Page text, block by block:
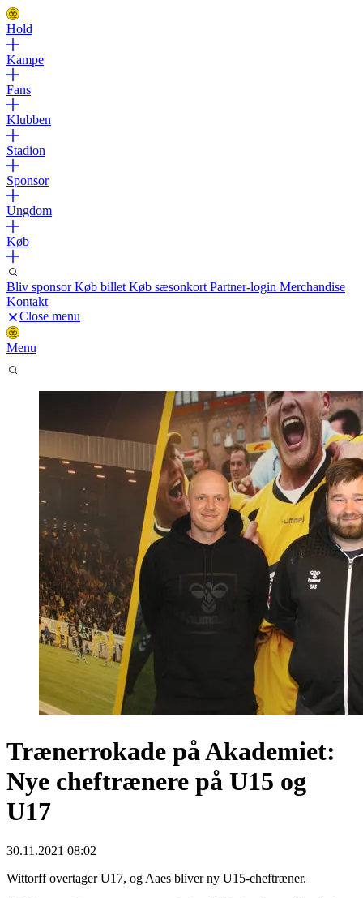
Hold
Kampe
Fans
Klubben
Stadion
Sponsor
Ungdom
Køb
Bliv sponsorKøb billet Køb sæsonkort Partner-login Merchandise
Kontakt
Close menu
Menu
Trænerrokade på Akademiet:
Nye cheftrænere på U15 og
U17
30.11.2021 08:02
Wittorff overtager U17, og Aaes bliver ny U15-cheftræner.